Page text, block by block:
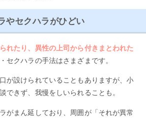
やセクハラがひどい
れたり、異性の上司から付きまとわれた
セクハラの手法はさまざまです。
が設けられていることもありますが、小
できず、我慢をしいられることも。
がまん延しており、周囲が「それが異常